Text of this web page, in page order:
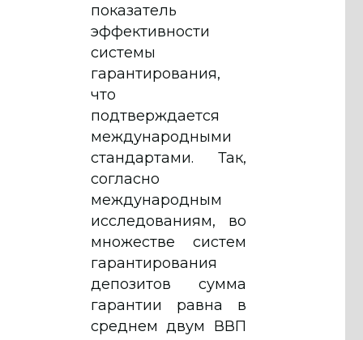
показатель
эффективности
системы
гарантирования,
что
подтверждается
международными
стандартами. Так,
согласно
международным
исследованиям, во
множестве систем
гарантирования
депозитов сумма
гарантии равна в
среднем двум ВВП